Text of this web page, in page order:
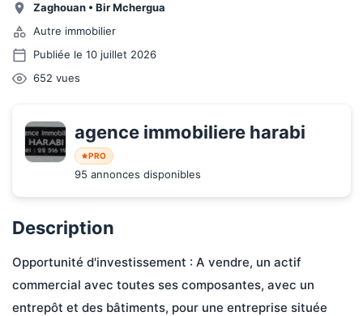
Zaghouan • Bir Mchergua
Autre immobilier
Publiée le 10 juillet 2026
652 vues
agence immobiliere harabi
PRO
95 annonces disponibles
Description
Opportunité d'investissement : A vendre, un actif
commercial avec toutes ses composantes, avec un
entrepôt et des bâtiments, pour une entreprise située